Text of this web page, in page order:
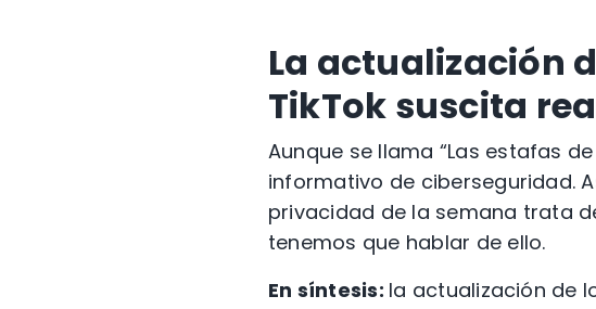
La actualización
TikTok suscita
Aunque se llama “Las estafas
informativo de ciberseguridad.
privacidad de la semana trata
tenemos que hablar de ello.
En síntesis: la actualización de